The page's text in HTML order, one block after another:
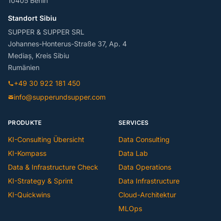
Standort Sibiu
SUPPER & SUPPER SRL
Johannes-Honterus-Straße 37, Ap. 4
Mediaș, Kreis Sibiu
Rumänien
+49 30 922 181 450
info@supperundsupper.com
PRODUKTE
KI-Consulting Übersicht
KI-Kompass
Data & Infrastructure Check
KI-Strategy & Sprint
KI-Quickwins
SERVICES
Data Consulting
Data Lab
Data Operations
Data Infrastructure
Cloud-Architektur
MLOps